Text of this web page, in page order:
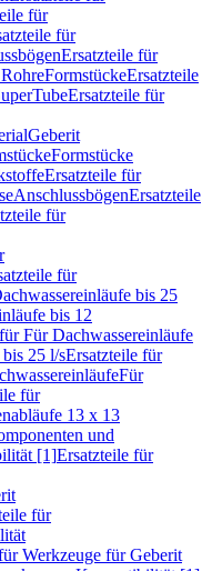
für
für
Ersatzteile für
FormstückeErsatzteile
Ersatzteile für
Geberit
Formstücke
Ersatzteile für
AnschlussbögenErsatzteile
für
für
bis 25
bis 12
Für Dachwassereinläufe
25 l/sErsatzteile für
Für
für
13 x 13
und
[1]Ersatzteile für
für
Werkzeuge für Geberit